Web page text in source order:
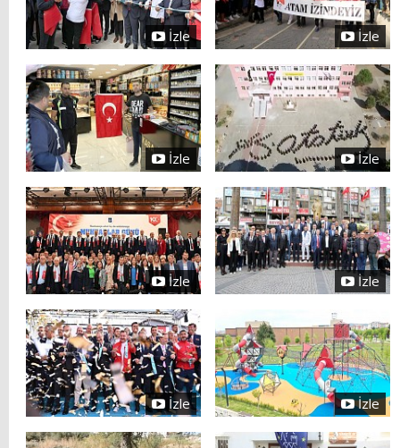
İzle İzle
İzle İzle
İzle İzle
İzle İzle